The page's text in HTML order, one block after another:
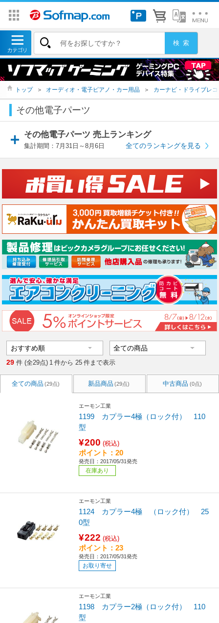
トップ ＞ オーディオ・電子ピアノ・カー用品 ＞ カーナビ・ドライブレ
その他電子パーツ
その他電子パーツ 売上ランキング
集計期間：7月31日～8月6日 全てのランキングを見る
29 件 (全29点) 1 件から 25 件まで表示
全ての商品 (29点) 新品商品 (29点) 中古商品 (0点)
エーモン工業
1199 カプラー4極（ロック付） 110
型
¥200 (税込)
ポイント：20
発売日：2017/05/31発売
在庫あり
エーモン工業
1124 カプラー4極 （ロック付） 25
0型
¥222 (税込)
ポイント：23
発売日：2017/05/31発売
お取り寄せ
エーモン工業
1198 カプラー2極（ロック付） 110
型